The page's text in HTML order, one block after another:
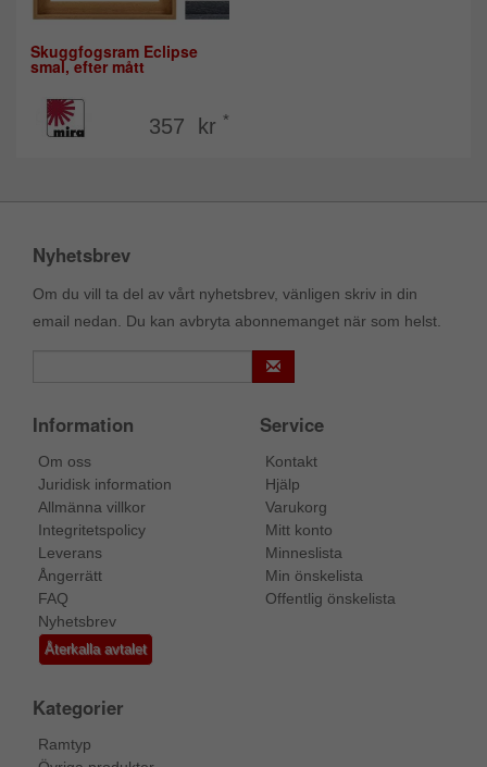
Skuggfogsram Eclipse
smal, efter mått
357 kr *
Nyhetsbrev
Om du vill ta del av vårt nyhetsbrev, vänligen skriv in din
email nedan. Du kan avbryta abonnemanget när som helst.
Information
Om oss
Juridisk information
Allmänna villkor
Integritetspolicy
Leverans
Ångerrätt
FAQ
Nyhetsbrev
Återkalla avtalet
Service
Kontakt
Hjälp
Varukorg
Mitt konto
Minneslista
Min önskelista
Offentlig önskelista
Kategorier
Ramtyp